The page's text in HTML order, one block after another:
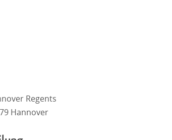
Regents
Hannover